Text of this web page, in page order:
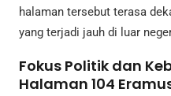
halaman tersebut terasa
yang terjadi jauh di luar
Fokus Politik dan
Halaman 104